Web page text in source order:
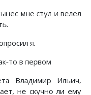
мне стул и велел
я.
то в первом
Владимир Ильич,
не скучно ли ему